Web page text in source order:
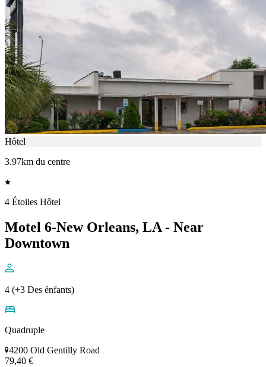
Hôtel
3.97km du centre
4 Étoiles Hôtel
Motel 6-New Orleans, LA - Near
Downtown
4 (+3 Des énfants)
Quadruple
4200 Old Gentilly Road
79,40 €